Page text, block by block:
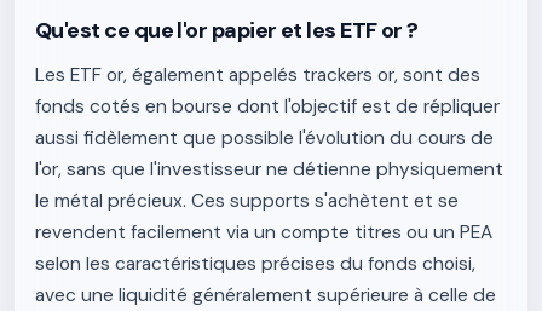
Qu'est ce que l'or papier et les ETF or ?
Les ETF or, également appelés trackers or, sont des
fonds cotés en bourse dont l'objectif est de répliquer
aussi fidèlement que possible l'évolution du cours de
l'or, sans que l'investisseur ne détienne physiquement
le métal précieux. Ces supports s'achètent et se
revendent facilement via un compte titres ou un PEA
selon les caractéristiques précises du fonds choisi,
avec une liquidité généralement supérieure à celle de